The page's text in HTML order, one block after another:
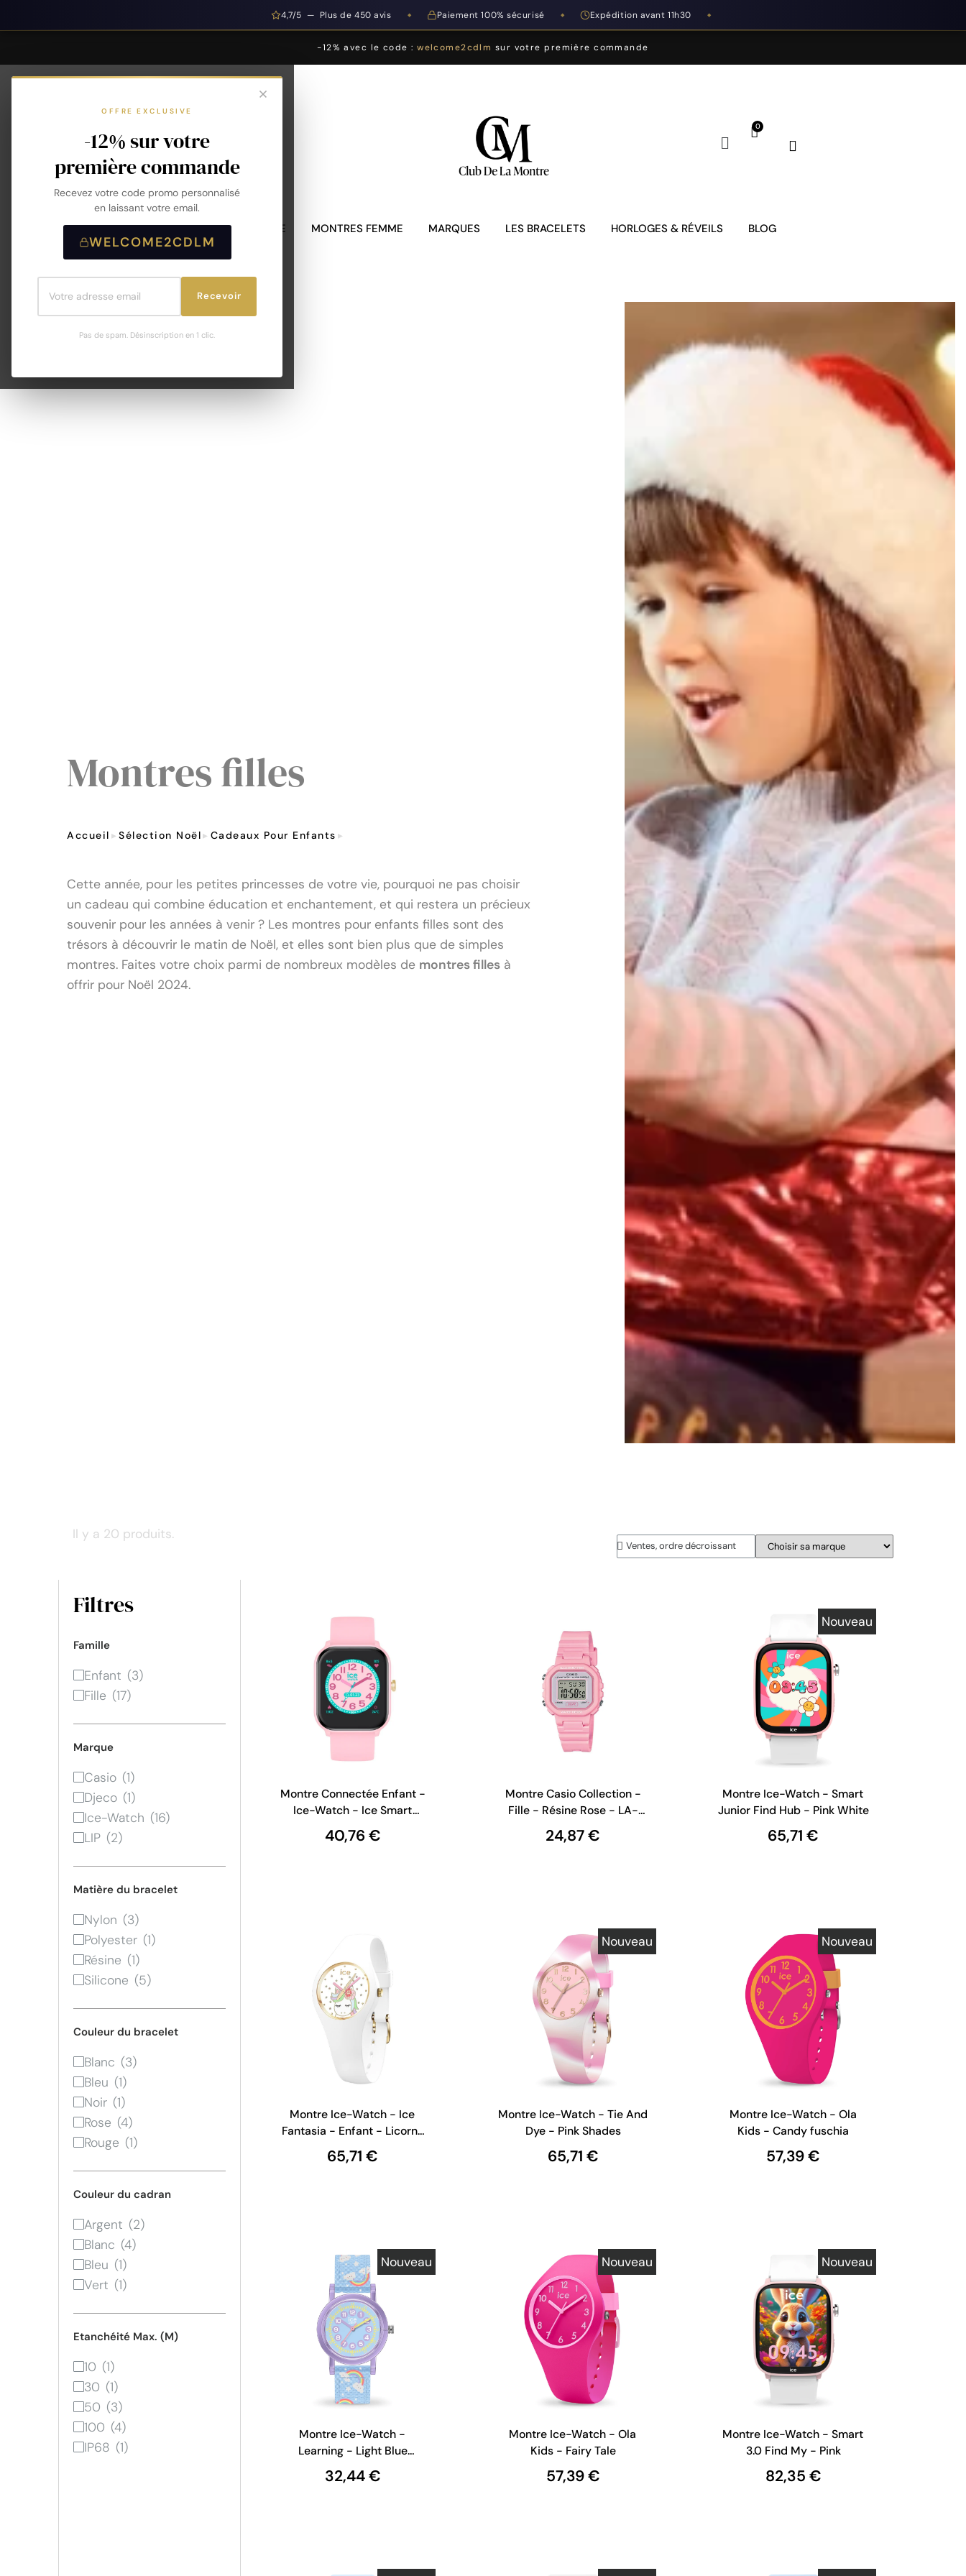
4,7/5 — Plus de 450 avis ◆ Paiement 100% sécurisé ◆ Expédition avant 11h30 ◆
-12% avec le code :welcome2cdlm sur votre première commande
OFFRE EXCLUSIVE
-12% sur votre
première commande
Recevez votre code promo personnalisé
en laissant votre email.
WELCOME2CDLM
Recevoir
Pas de spam. Désinscription en 1 clic.
MONTRES HOMME MONTRES FEMME MARQUES LES BRACELETS HORLOGES & RÉVEILS BLOG
Montres filles
Accueil Sélection Noël Cadeaux Pour Enfants
Cette année, pour les petites princesses de votre vie, pourquoi ne pas choisir
un cadeau qui combine éducation et enchantement, et qui restera un précieux
souvenir pour les années à venir ? Les montres pour enfants filles sont des
trésors à découvrir le matin de Noël, et elles sont bien plus que de simples
montres. Faites votre choix parmi de nombreux modèles de montres filles à
offrir pour Noël 2024.
Il y a 20 produits.
Filtres
Famille
Enfant
Fille
Marque
Casio
Djeco
Ice-Watch
LIP
Matière du bracelet
Nylon
Polyester
Résine
Silicone
Couleur du bracelet
Blanc
Bleu
Noir
Rose
Rouge
Couleur du cadran
Argent
Blanc
Bleu
Vert
Etanchéité Max. (M)
10
30
50
100
IP68
Montre Connectée Enfant -
Ice-Watch - Ice Smart
Junior - Pink
40,76 €
Montre Casio Collection -
Fille - Résine Rose - LA-
20WH-4A1EF
24,87 €
Nouveau
Montre Ice-Watch - Smart
Junior Find Hub - Pink White
65,71 €
Montre Ice-Watch - Ice
Fantasia - Enfant - Licorne
Blanche Extra Small
65,71 €
Nouveau
Montre Ice-Watch - Tie And
Dye - Pink Shades
65,71 €
Nouveau
Montre Ice-Watch - Ola
Kids - Candy fuschia
57,39 €
Nouveau
Montre Ice-Watch -
Learning - Light Blue
Rainbow
32,44 €
Nouveau
Montre Ice-Watch - Ola
Kids - Fairy Tale
57,39 €
Nouveau
Montre Ice-Watch - Smart
3.0 Find My - Pink
82,35 €